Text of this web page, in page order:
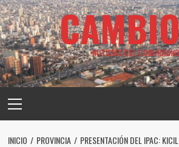
NOTICIAS DEL CONURBANO
principal
INICIO PROVINCIA
PRESENTACIÓN DEL IPAC: